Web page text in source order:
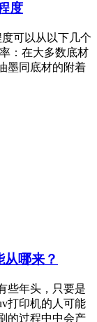
度
可以从以下几个
：在大多数底材
墨同底材的附着
哪来？
些年头，只要是
打印机的人可能
的过程中中会产